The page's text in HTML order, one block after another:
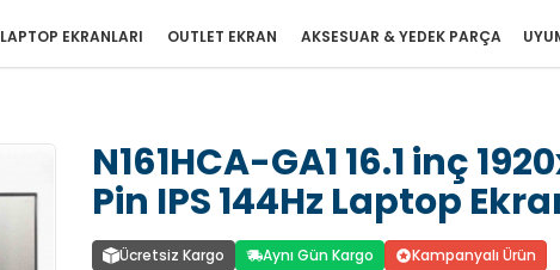
AKSESUAR & YEDEK PARÇA
OUTLET EKRAN
LAPTOP EKRANLARI
N161HCA-GA1 16.1 inç
Pin IPS 144Hz Laptop
Ücretsiz Kargo Aynı Gün Kargo Kampanyalı Ürün